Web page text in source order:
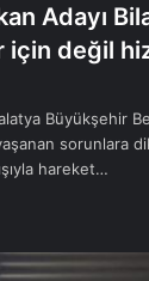
Adayı
için değil
Büyükşehir
sorunlara
hareket…